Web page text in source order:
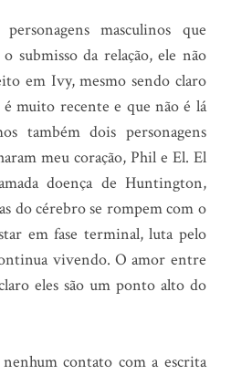
masculinos que
submisso da relação, ele não
em Ivy, mesmo sendo claro
muito recente e que não é lá
também dois personagens
meu coração, Phil e El. El
doença de Huntington,
do cérebro se rompem com o
em fase terminal, luta pelo
vivendo. O amor entre
eles são um ponto alto do
contato com a escrita